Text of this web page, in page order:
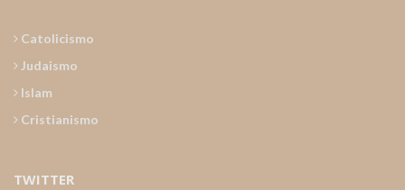
Catolicismo
Judaismo
Islam
Cristianismo
TWITTER